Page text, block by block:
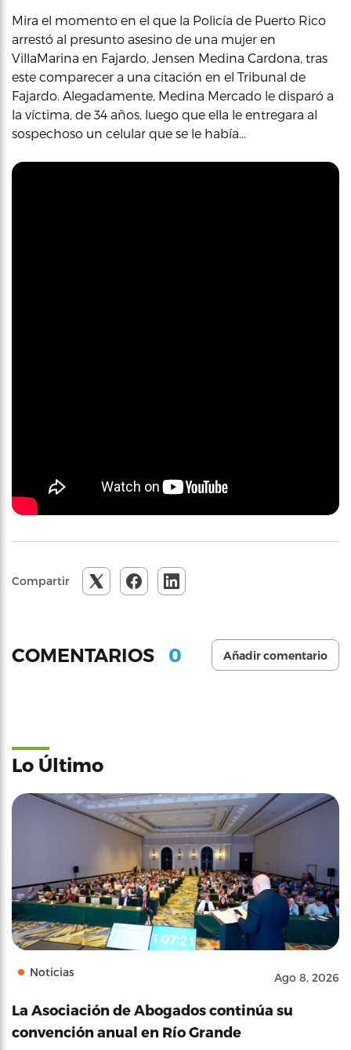
Mira el momento en el que la Policía de Puerto Rico
arrestó al presunto asesino de una mujer en
VillaMarina en Fajardo, Jensen Medina Cardona, tras
este comparecer a una citación en el Tribunal de
Fajardo. Alegadamente, Medina Mercado le disparó a
la víctima, de 34 años, luego que ella le entregara al
sospechoso un celular que se le había…
Compartir
COMENTARIOS 0 Añadir comentario
Lo Último
Noticias Ago 8, 2026
La Asociación de Abogados continúa su
convención anual en Río Grande